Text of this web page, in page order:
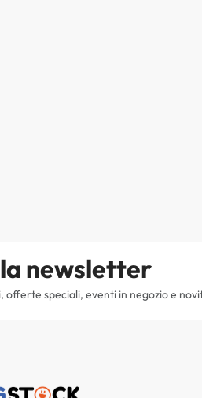
newsletter
offerte speciali, eventi in negozio e